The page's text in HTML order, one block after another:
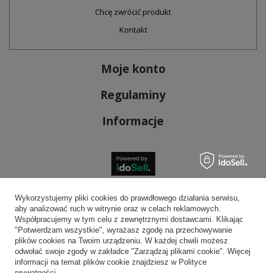
Chcę zwrócić produkt
Kontakt
Moje konto
Regulaminy
Informacje
Bezpieczne płatności
Wygodna dostawa
Wykorzystujemy pliki cookies do prawidłowego działania serwisu,
aby analizować ruch w witrynie oraz w celach reklamowych.
Współpracujemy w tym celu z zewnętrznymi dostawcami. Klikając
"Potwierdzam wszystkie", wyrażasz zgodę na przechowywanie
plików cookies na Twoim urządzeniu. W każdej chwili możesz
odwołać swoje zgody w zakładce "Zarządzaj plikami cookie". Więcej
informacji na temat plików cookie znajdziesz w Polityce